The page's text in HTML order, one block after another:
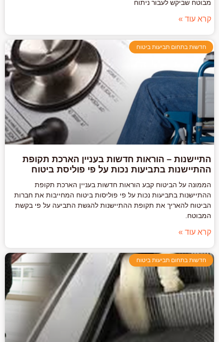
מבוטח שביקש לעבור ניתוח
קרא עוד »
חדשות בתחום תביעות ביטוח
התיישנות – הוראות חדשות בעניין הארכת תקופת
ההתיישנות בתביעות נכות על פי פוליסת ביטוח
הממונה על הביטוח קבע הוראות חדשות בעניין הארכת תקופת
ההתיישנות בתביעות נכות על פי פוליסות ביטוח המחייבות את חברות
הביטוח להאריך את תקופת ההתיישנות להגשת התביעה על פי בקשת
המבוטח.
קרא עוד »
חדשות בתחום תביעות ביטוח